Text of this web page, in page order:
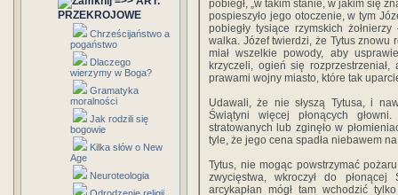
PRZEKROJOWE
Chrześcijaństwo a
pogaństwo
Dlaczego
wierzymy w Boga?
Gramatyka
moralności
Jak rodzili się
bogowie
Kilka słów o New
Age
Neuroteologia
pobiegł, „w takim stanie, w jakim się
pospieszyło jego otoczenie, w tym
pobiegły tysiące rzymskich
walka. Józef twierdzi, że Tytus znowu
miał wszelkie powody, aby
krzyczeli, ogień się
prawami wojny miasto, które tak
Udawali, że nie słyszą Tytusa, i
Świątyni więcej płonących
stratowanych lub zginęło w
tyle, że jego cena spadła niebawem
Tytus, nie mogąc powstrzymać
zwycięstwa, wkroczył do
arcykapłan mógł tam wchodzić